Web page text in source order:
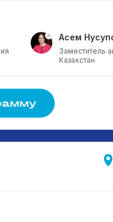
Асем
Заместитель
Казахстан